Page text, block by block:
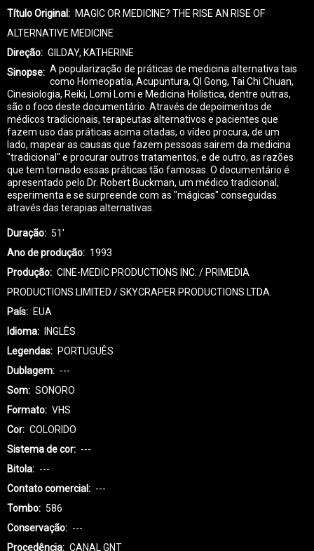
Título Original
MAGIC OR MEDICINE? THE RISE AN RISE OF
ALTERNATIVE MEDICINE
Direção
GILDAY, KATHERINE
Sinopse
A popularização de práticas de medicina alternativa tais
como Homeopatia, Acupuntura, QI Gong, Tai Chi Chuan,
Cinesiologia, Reiki, Lomi Lomi e Medicina Holística, dentre outras,
são o foco deste documentário. Através de depoimentos de
médicos tradicionais, terapeutas alternativos e pacientes que
fazem uso das práticas acima citadas, o vídeo procura, de um
lado, mapear as causas que fazem pessoas sairem da medicina
"tradicional" e procurar outros tratamentos, e de outro, as razões
que tem tornado essas práticas tão famosas. O documentário é
apresentado pelo Dr. Robert Buckman, um médico tradicional,
esperimenta e se surpreende com as "mágicas" conseguidas
através das terapias alternativas.
Duração
51'
Ano de produção
1993
Produção
CINE-MEDIC PRODUCTIONS INC. / PRIMEDIA
PRODUCTIONS LIMITED / SKYCRAPER PRODUCTIONS LTDA.
País
EUA
Idioma
INGLÊS
Legendas
PORTUGUÊS
Dublagem
---
Som
SONORO
Formato
VHS
Cor
COLORIDO
Sistema de cor
---
Bitola
---
Contato comercial
---
Tombo
586
Conservação
---
Procedência
CANAL GNT